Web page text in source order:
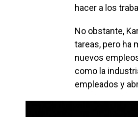
hacer a los
No obstante,
tareas, pero ha
nuevos
como la
empleados y